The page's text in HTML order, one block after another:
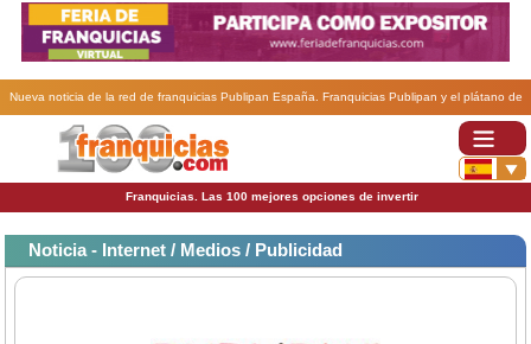
Nueva noticia de la red de franquicias Publipan España. Franquicias Publipan y el plátano de
Franquicias. Las 100 mejores opciones de invertir
Noticia - Internet / Medios / Publicidad